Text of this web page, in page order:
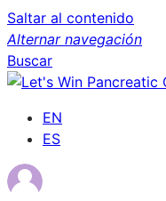
Saltar al contenido
Alternar navegación
Buscar
EN
ES